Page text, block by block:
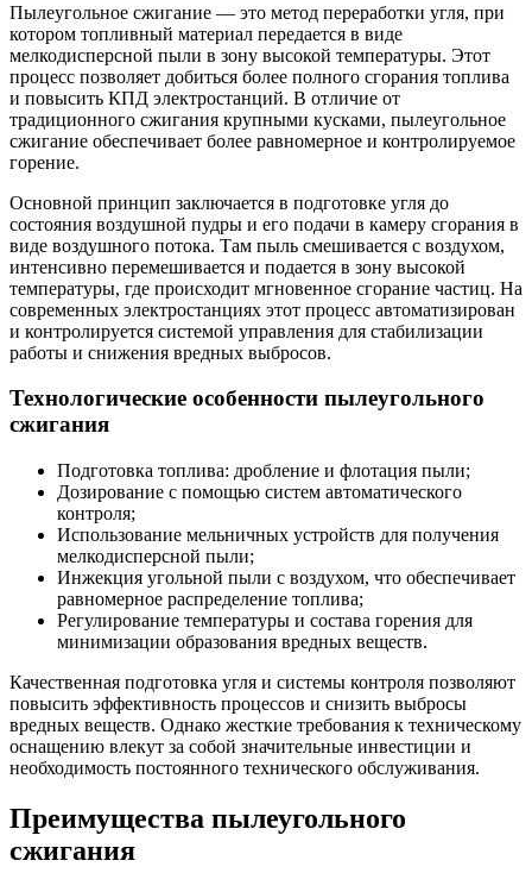
Пылеугольное сжигание — это метод переработки угля, при
котором топливный материал передается в виде
мелкодисперсной пыли в зону высокой температуры. Этот
процесс позволяет добиться более полного сгорания топлива
и повысить КПД электростанций. В отличие от
традиционного сжигания крупными кусками, пылеугольное
сжигание обеспечивает более равномерное и контролируемое
горение.
Основной принцип заключается в подготовке угля до
состояния воздушной пудры и его подачи в камеру сгорания в
виде воздушного потока. Там пыль смешивается с воздухом,
интенсивно перемешивается и подается в зону высокой
температуры, где происходит мгновенное сгорание частиц. На
современных электростанциях этот процесс автоматизирован
и контролируется системой управления для стабилизации
работы и снижения вредных выбросов.
Технологические особенности пылеугольного
сжигания
Подготовка топлива: дробление и флотация пыли;
Дозирование с помощью систем автоматического
контроля;
Использование мельничных устройств для получения
мелкодисперсной пыли;
Инжекция угольной пыли с воздухом, что обеспечивает
равномерное распределение топлива;
Регулирование температуры и состава горения для
минимизации образования вредных веществ.
Качественная подготовка угля и системы контроля позволяют
повысить эффективность процессов и снизить выбросы
вредных веществ. Однако жесткие требования к техническому
оснащению влекут за собой значительные инвестиции и
необходимость постоянного технического обслуживания.
Преимущества пылеугольного
сжигания